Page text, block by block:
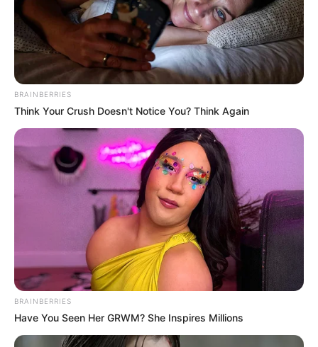
BRAINBERRIES
Think Your Crush Doesn't Notice You? Think Again
BRAINBERRIES
Have You Seen Her GRWM? She Inspires Millions